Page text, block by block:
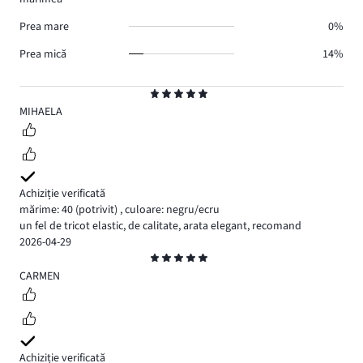
5
MIHAELA
Achiziție verificată
mărime: 40 (potrivit) ,culoare: negru/ecru
un fel de tricot elastic, de calitate, arata elegant, recomand
2026-04-29
5
CARMEN
Achiziție verificată
Prea mare
0%
Prea mică
14%